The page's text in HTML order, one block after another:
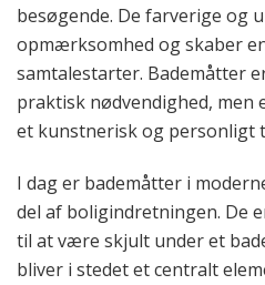
besøgende. De farverige og
opmærksomhed og skaber
samtalestarter. Bademåtter
praktisk nødvendighed, men
et kunstnerisk og personligt
I dag er bademåtter i
del af boligindretningen. De
til at være skjult under et
bliver i stedet et centralt